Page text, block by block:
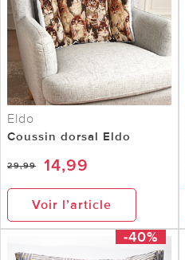
Eldo
Coussin dorsal Eldo
29,99 14,99
Voir l’article
-40%